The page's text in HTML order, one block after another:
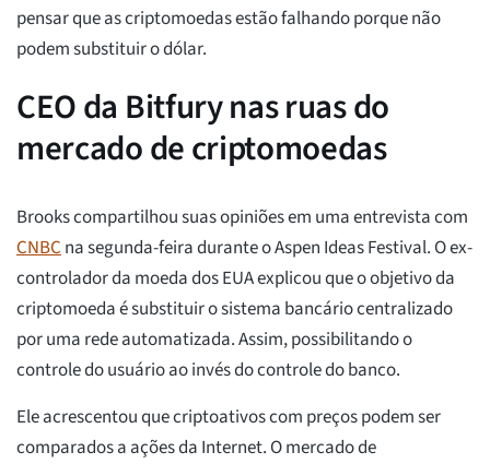
pensar que as criptomoedas estão falhando porque não
podem substituir o dólar.
CEO da Bitfury nas ruas do
mercado de criptomoedas
Brooks compartilhou suas opiniões em uma entrevista com
CNBCna segunda-feira durante o Aspen Ideas Festival. O ex-
controlador da moeda dos EUA explicou que o objetivo da
criptomoeda é substituir o sistema bancário centralizado
por uma rede automatizada. Assim, possibilitando o
controle do usuário ao invés do controle do banco.
Ele acrescentou que criptoativos com preços podem ser
comparados a ações da Internet. O mercado de